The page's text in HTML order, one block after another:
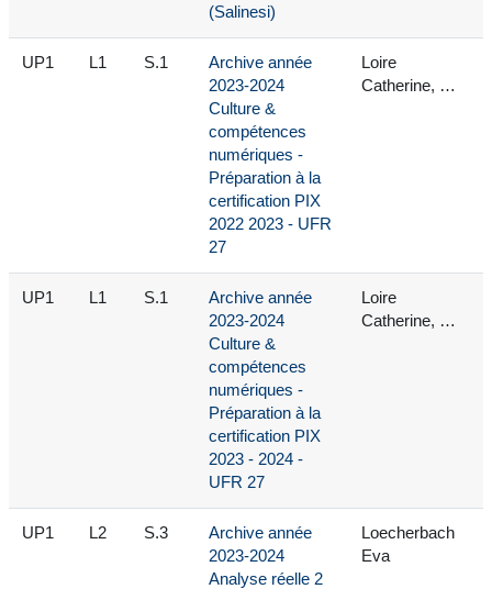
(Salinesi)
UP1 L1 S.1
Archive année
2023-2024
Culture &
compétences
numériques -
Préparation à la
certification PIX
2022 2023 - UFR
27
Loire
Catherine, …
UP1 L1 S.1
Archive année
2023-2024
Culture &
compétences
numériques -
Préparation à la
certification PIX
2023 - 2024 -
UFR 27
Loire
Catherine, …
UP1 L2 S.3
Archive année
2023-2024
Analyse réelle 2
Loecherbach
Eva